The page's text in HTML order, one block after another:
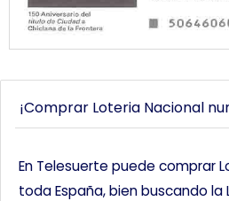
¡Comprar Loteria Nacional
En Telesuerte puede comprar
toda España, bien buscando